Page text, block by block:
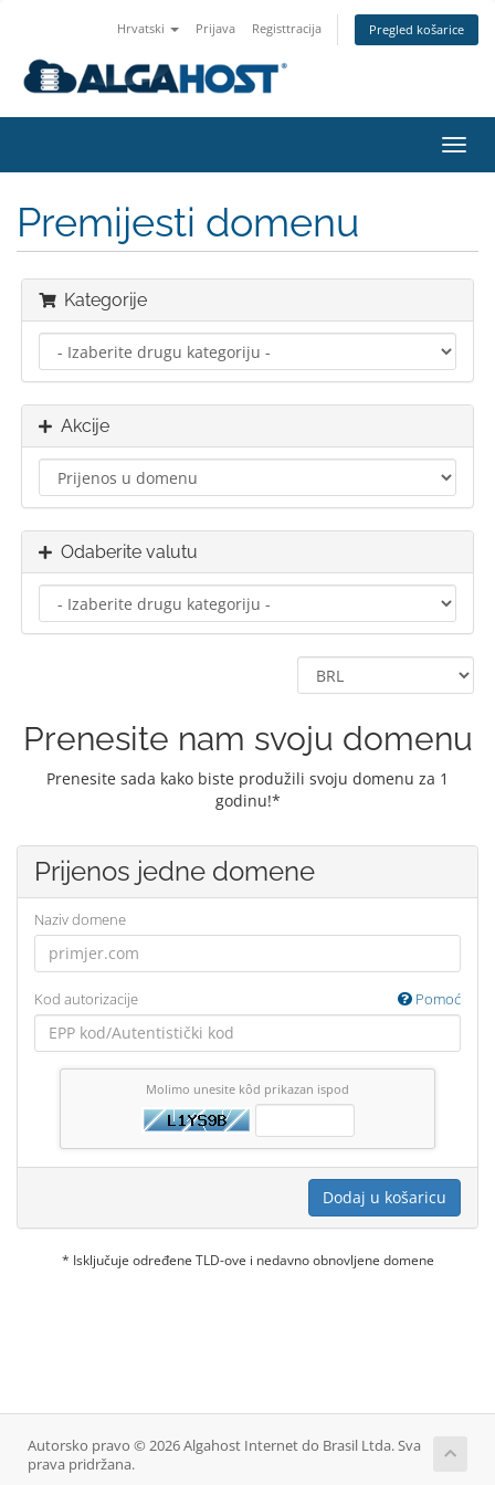
Hrvatski Prijava Registtracija Pregled košarice
Premijesti domenu
Kategorije
Akcije
Odaberite valutu
Prenesite nam svoju domenu
Prenesite sada kako biste produžili svoju domenu za 1
godinu!*
Prijenos jedne domene
Naziv domene
Kod autorizacije Pomoć
Molimo unesite kôd prikazan ispod
Dodaj u košaricu
* Isključuje određene TLD-ove i nedavno obnovljene domene
Autorsko pravo © 2026 Algahost Internet do Brasil Ltda. Sva
prava pridržana.